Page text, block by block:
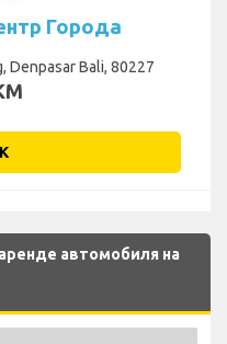
Города
Denpasar Bali, 80227
автомобиля на